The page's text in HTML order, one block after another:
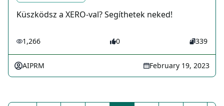
Küszködsz a XERO-val? Segíthetek neked!
1,266 0 339
AIPRM February 19, 2023